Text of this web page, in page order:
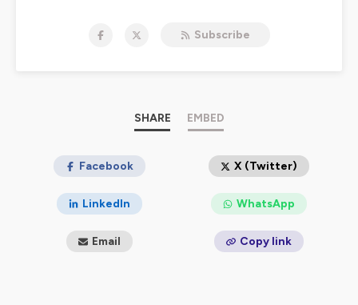
Subscribe
SHARE EMBED
Facebook X (Twitter)
LinkedIn WhatsApp
Email Copy link